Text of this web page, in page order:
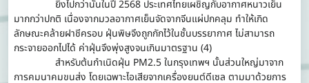
ยิ่งไปกว่านั้นในปี 2568 ประเทศไทยเผชิญกับอากาศหนาวเย็น
มากกว่าปกติ เนื่องจากมวลอากาศเย็นจัดจากจีนแผ่ปกคลุม ทำให้เกิด
ลักษณะคล้ายฝาชีครอบ ฝุ่นพิษจึงถูกกักไว้ในชั้นบรรยากาศ ไม่สามารถ
กระจายออกไปได้ ค่าฝุ่นจึงพุ่งสูงจนเกินมาตรฐาน (4)
สำหรับต้นกำเนิดฝุ่น PM2.5 ในกรุงเทพฯ นั้นส่วนใหญ่มาจาก
การคมนาคมขนส่ง โดยเฉพาะไอเสียจากเครื่องยนต์ดีเซล ตามมาด้วยการ